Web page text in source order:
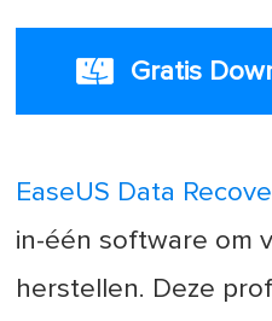
Gratis
EaseUS Data
in-één software om
herstellen. Deze